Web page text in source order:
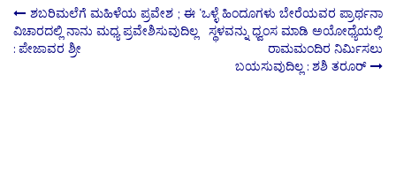
Post
navigation
ಶಬರಿಮಲೆಗೆ ಮಹಿಳೆಯ ಪ್ರವೇಶ ; ಈ
ವಿಚಾರದಲ್ಲಿ ನಾನು‌ ಮಧ್ಯ ಪ್ರವೇಶಿಸುವುದಿಲ್ಲ
: ಪೇಜಾವರ ಶ್ರೀ
‘ಒಳ್ಳೆ ಹಿಂದೂಗಳು ಬೇರೆಯವರ ಪ್ರಾರ್ಥನಾ
ಸ್ಥಳವನ್ನು ಧ್ವಂಸ ಮಾಡಿ ಅಯೋಧ್ಯೆಯಲ್ಲಿ
ರಾಮಮಂದಿರ ನಿರ್ಮಿಸಲು
ಬಯಸುವುದಿಲ್ಲ : ಶಶಿ ತರೂರ್